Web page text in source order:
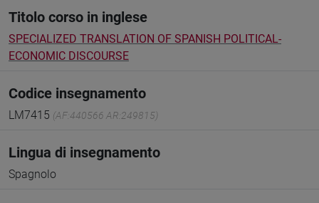
Titolo corso in inglese
SPECIALIZED TRANSLATION OF SPANISH POLITICAL-
ECONOMIC DISCOURSE
Codice insegnamento
LM7415 (AF:440566 AR:249815)
Lingua di insegnamento
Spagnolo